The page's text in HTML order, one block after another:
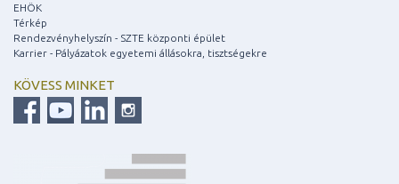
EHÖK
Térkép
Rendezvényhelyszín - SZTE központi épület
Karrier - Pályázatok egyetemi állásokra, tisztségekre
KÖVESS MINKET